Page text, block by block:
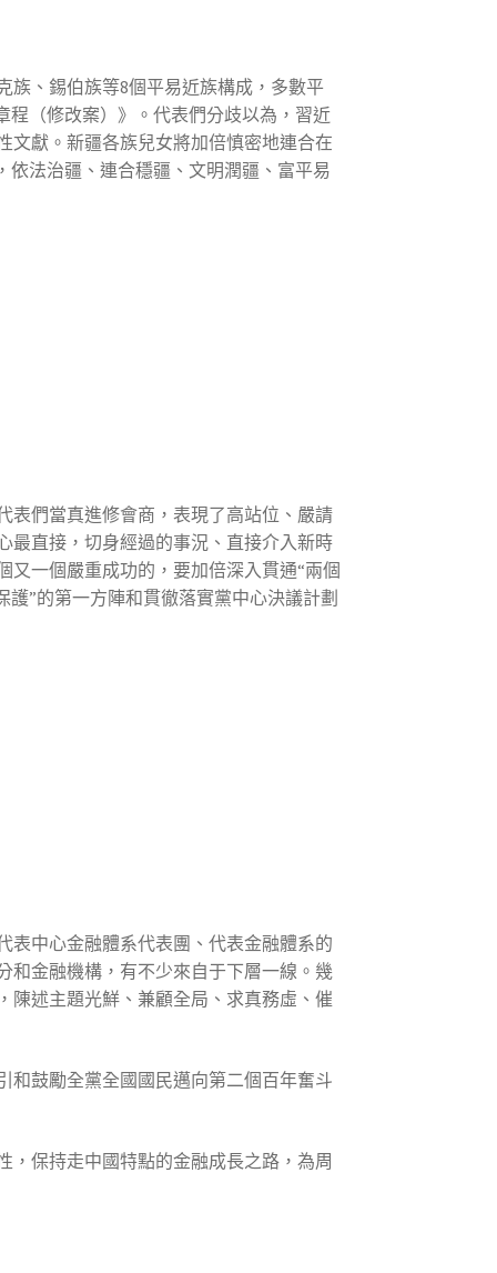
族、錫伯族等8個平易近族構成，多數平
程（修改案）》。代表們分歧以為，習近
文獻。新疆各族兒女將加倍慎密地連合在
依法治疆、連合穩疆、文明潤疆、富平易
表們當真進修會商，表現了高站位、嚴請
最直接，切身經過的事況、直接介入新時
一個嚴重成功的，要加倍深入貫通“兩個
”的第一方陣和貫徹落實黨中心決議計劃
表中心金融體系代表團、代表金融體系的
和金融機構，有不少來自于下層一線。幾
陳述主題光鮮、兼顧全局、求真務虛、催
和鼓勵全黨全國國民邁向第二個百年奮斗
，保持走中國特點的金融成長之路，為周